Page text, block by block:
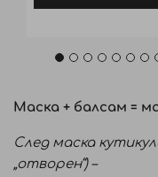
Маска + балсам =
След маска
„отворен“) –